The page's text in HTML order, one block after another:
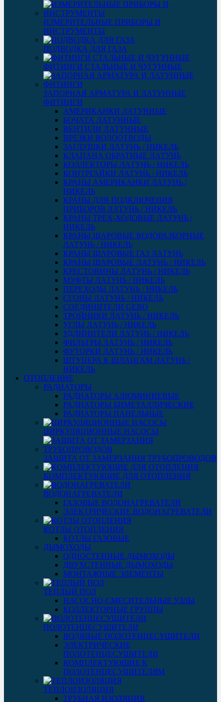
ИЗМЕРИТЕЛЬНЫЕ ПРИБОРЫ И
ИНСТРУМЕНТЫ
ПОДВОДКА ДЛЯ ГАЗА
ФИТИНГИ СТАЛЬНЫЕ И ЧУГУННЫЕ
ЗАПОРНАЯ АРМАТУРА И ЛАТУННЫЕ
ФИТИНГИ
АМЕРИКАНКИ ЛАТУННЫЕ
БОЧАТА ЛАТУННЫЕ
ВЕНТИЛИ ЛАТУННЫЕ
ВРЕЗКИ ВОДООТВОДЫ
ЗАГЛУШКИ ЛАТУНЬ / НИКЕЛЬ
КЛАПАНА ОБРАТНЫЕ ЛАТУНЬ
КОЛЛЕКТОРЫ ЛАТУНЬ / НИКЕЛЬ
КОНТРГАЙКИ ЛАТУНЬ / НИКЕЛЬ
КРАНЫ АМЕРИКАНКИ ЛАТУНЬ /
НИКЕЛЬ
КРАНЫ ДЛЯ ПОДКЛЮЧЕНИЯ
ПРИБОРОВ ЛАТУНЬ / НИКЕЛЬ
КРАНЫ ТРЕХ-ХОДОВЫЕ ЛАТУНЬ /
НИКЕЛЬ
КРАНЫ ШАРОВЫЕ ВОДОРАЗБОРНЫЕ
ЛАТУНЬ / НИКЕЛЬ
КРАНЫ ШАРОВЫЕ ГАЗ ЛАТУНЬ
КРАНЫ ШАРОВЫЕ ЛАТУНЬ / НИКЕЛЬ
КРЕСТОВИНЫ ЛАТУНЬ / НИКЕЛЬ
МУФТЫ ЛАТУНЬ / НИКЕЛЬ
ПЕРЕХОДЫ ЛАТУНЬ / НИКЕЛЬ
СГОНЫ ЛАТУНЬ / НИКЕЛЬ
СОЕДИНИТЕЛИ GEBO
ТРОЙНИКИ ЛАТУНЬ / НИКЕЛЬ
УГЛЫ ЛАТУНЬ / НИКЕЛЬ
УДЛИНИТЕЛИ ЛАТУНЬ / НИКЕЛЬ
ФИЛЬТРЫ ЛАТУНЬ / НИКЕЛЬ
ФУТОРКИ ЛАТУНЬ / НИКЕЛЬ
ШТУЦЕРА К ШЛАНГАМ ЛАТУНЬ /
НИКЕЛЬ
ОТОПЛЕНИЕ
РАДИАТОРЫ
РАДИАТОРЫ АЛЮМИНИЕВЫЕ
РАДИАТОРЫ БИМЕТАЛЛИЧЕСКИЕ
РАДИАТОРЫ ПАНЕЛЬНЫЕ
ЦИРКУЛЯЦИОННЫЕ НАСОСЫ
ЗАЩИТА ОТ ЗАМЕРЗАНИЯ ТРУБОПРОВОДОВ
КОМПЛЕКТУЮЩИЕ ДЛЯ ОТОПЛЕНИЯ
ВОДОНАГРЕВАТЕЛИ
ГАЗОВЫЕ ВОДОНАГРЕВАТЕЛИ
ЭЛЕКТРИЧЕСКИЕ ВОДОНАГРЕВАТЕЛИ
КОТЛЫ ОТОПЛЕНИЯ
КОТЛЫ ГАЗОВЫЕ
ДЫМОХОДЫ
ОДНОСТЕННЫЕ ДЫМОХОДЫ
ДВУХСТЕННЫЕ ДЫМОХОДЫ
МОНТАЖНЫЕ ЭЛЕМЕНТЫ
ТЕПЛЫЙ ПОЛ
НАСОСНО-СМЕСИТЕЛЬНЫЕ УЗЛЫ
КОЛЛЕКТОРНЫЕ ГРУППЫ
ПОЛОТЕНЦЕСУШИТЕЛИ
ВОДЯНЫЕ ПОЛОТЕНЦЕСУШИТЕЛИ
ЭЛЕКТРИЧЕСКИЕ
ПОЛОТЕНЦЕСУШИТЕЛИ
КОМПЛЕКТУЮЩИЕ К
ПОЛОТЕНЦЕСУШИТЕЛЯМ
ТЕПЛОИЗОЛЯЦИЯ
ТРУБНАЯ ИЗОЛЯЦИЯ